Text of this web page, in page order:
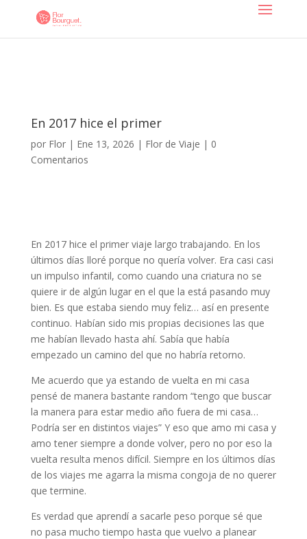
En 2017 hice el primer
por Flor| Ene 13, 2026 | Flor de Viaje | 0
Comentarios
En 2017 hice el primer viaje largo trabajando. En los
últimos días lloré porque no quería volver. Era casi casi
un impulso infantil, como cuando una criatura no se
quiere ir de algún lugar en el que la está pasando muy
bien. Es que estaba siendo muy feliz… así en presente
continuo. Habían sido mis propias decisiones las que
me habían llevado hasta ahí. Sabía que había
empezado un camino del que no habría retorno.
Me acuerdo que ya estando de vuelta en mi casa
pensé de manera bastante random “tengo que buscar
la manera para estar medio año fuera de mi casa…
Podría ser en distintos viajes” Y eso que amo mi casa y
amo tener siempre a donde volver, pero no por eso la
vuelta resulta menos difícil. Siempre en los últimos días
de los viajes me agarra la misma congoja de no querer
que termine.
Es verdad que aprendí a sacarle peso porque sé que
no pasa mucho tiempo hasta que vuelvo a planear